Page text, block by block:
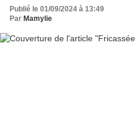
Publié le 01/09/2024 à 13:49
Par Mamylie